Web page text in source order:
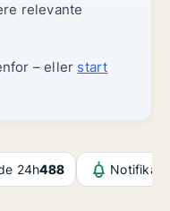
relevante
– eller start
24h488